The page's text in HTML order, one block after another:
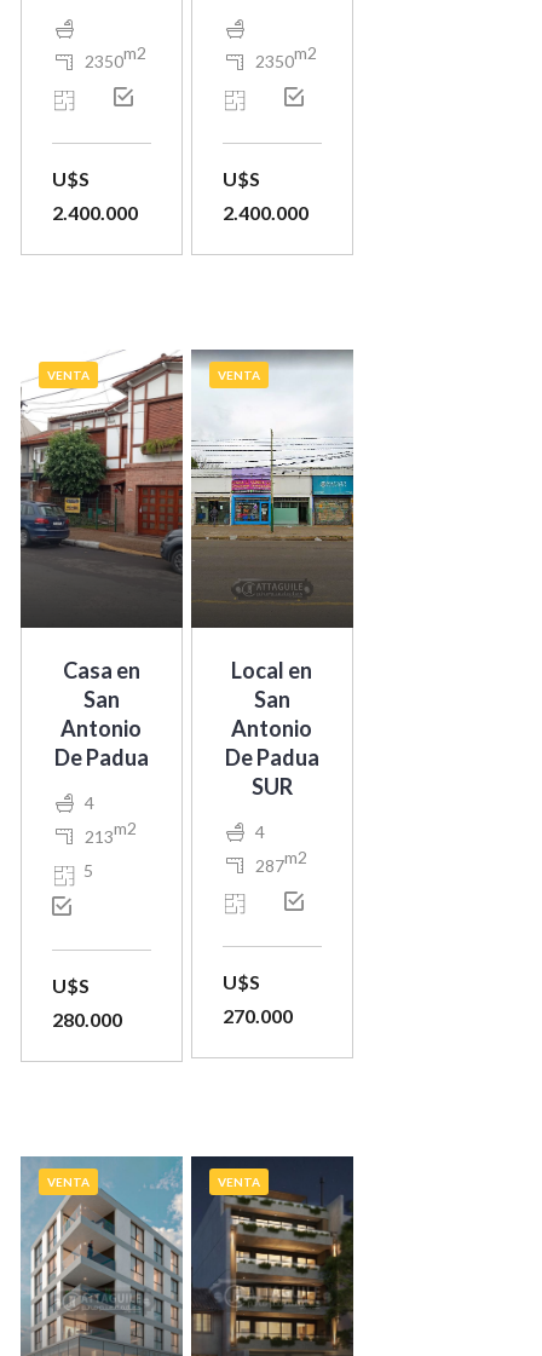
2350m2
U$S
2.400.000
2350m2
U$S
2.400.000
VENTA
Casa en
San
Antonio
De Padua
4
213m2
5
U$S
280.000
VENTA
Local en
San
Antonio
De Padua
SUR
4
287m2
U$S
270.000
VENTA VENTA